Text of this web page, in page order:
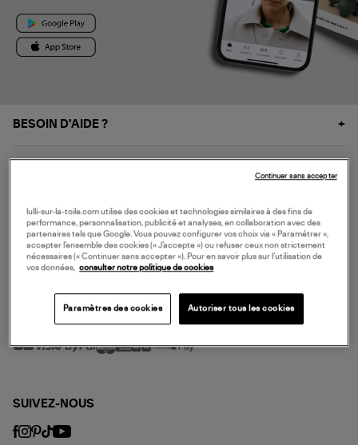
BESOIN D'AIDE ?
NOS SERVICES
SERVICE CLIENT
MODE DE PAIEMENT
SUIVEZ-NOUS
lulli-sur-la-toile.com utilise des cookies et technologies similaires à des fins de
performance, personnalisation, publicité et analyses, en collaboration avec des
partenaires tels que Google. Vous pouvez configurer vos choix via « Paramétrer »,
accepter l’ensemble des cookies (« J’accepte ») ou refuser ceux non strictement
nécessaires (« Continuer sans accepter »). Pour en savoir plus sur l’utilisation de
vos données,
consulter notre politique de cookies
Paramètres des cookies Autoriser tous les cookies
Continuer sans accepter